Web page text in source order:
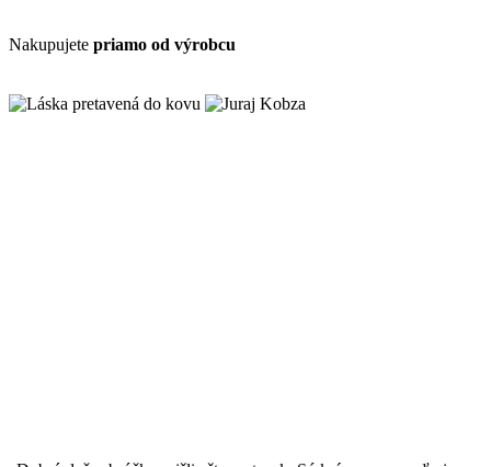
Nakupujete priamo od výrobcu